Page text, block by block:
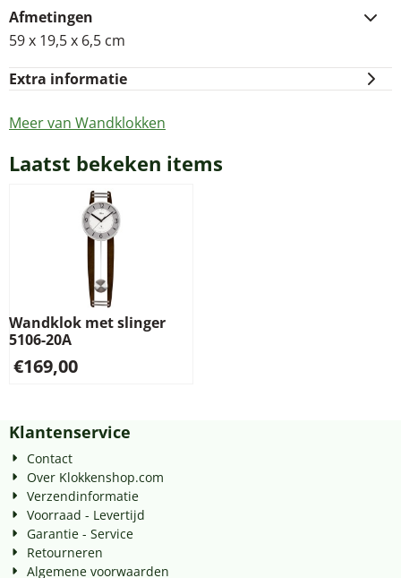
Afmetingen
59 x 19,5 x 6,5 cm
Extra informatie
Meer van Wandklokken
Laatst bekeken items
Wandklok met slinger
5106-20A
€169,00
Klantenservice
Contact
Over Klokkenshop.com
Verzendinformatie
Voorraad - Levertijd
Garantie - Service
Retourneren
Algemene voorwaarden